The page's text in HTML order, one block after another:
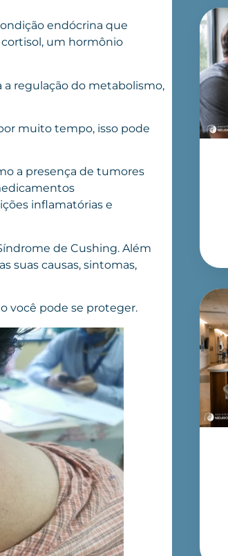
endócrina que
um hormônio
a regulação do metabolismo,
muito tempo, isso pode
a presença de tumores
inflamatórias e
de Cushing. Além
suas causas, sintomas,
você pode se proteger.